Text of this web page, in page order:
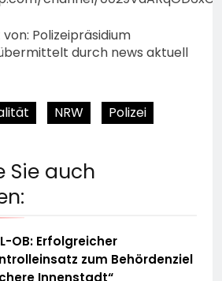
Polizeipräsidium
durch news aktuell
NRW Polizei
Sie auch
OB: Erfolgreicher
zum Behördenziel
Innenstadt“